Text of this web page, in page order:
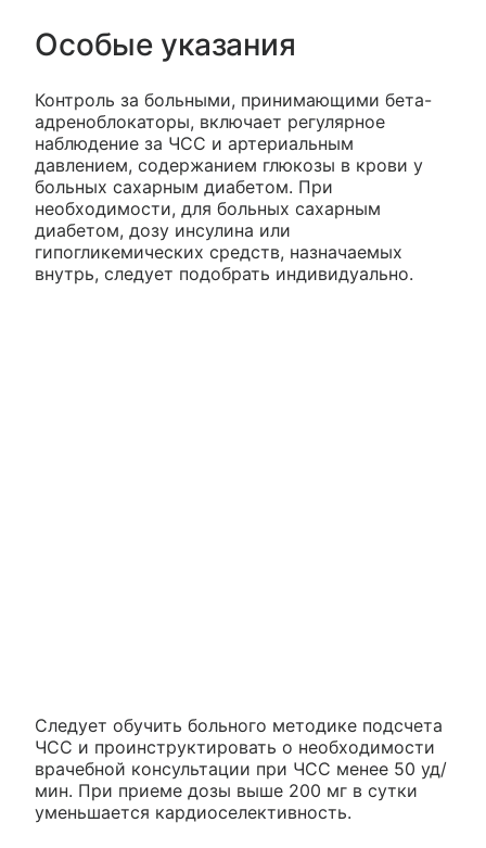
Особые указания
Контроль за больными, принимающими бета-
адреноблокаторы, включает регулярное
наблюдение за ЧСС и артериальным
давлением, содержанием глюкозы в крови у
больных сахарным диабетом. При
необходимости, для больных сахарным
диабетом, дозу инсулина или
гипогликемических средств, назначаемых
внутрь, следует подобрать индивидуально.
Следует обучить больного методике подсчета
ЧСС и проинструктировать о необходимости
врачебной консультации при ЧСС менее 50 уд/
мин. При приеме дозы выше 200 мг в сутки
уменьшается кардиоселективность.